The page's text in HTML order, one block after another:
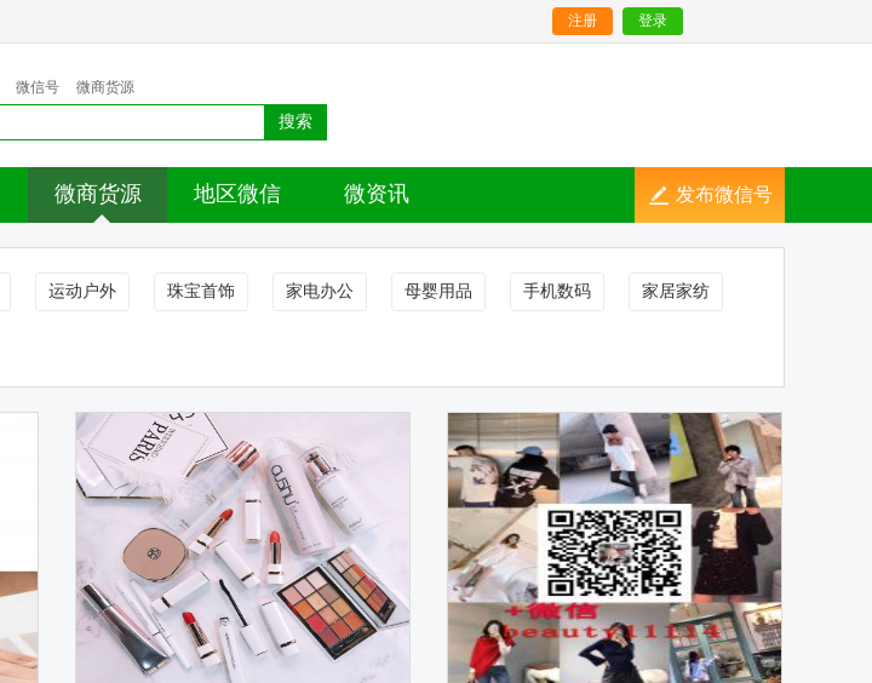
登录
注册
微信号 微商货源
搜索
微商货源 地区微信 微资讯 发布微信号
运动户外 珠宝首饰 家电办公 母婴用品 手机数码 家居家纺